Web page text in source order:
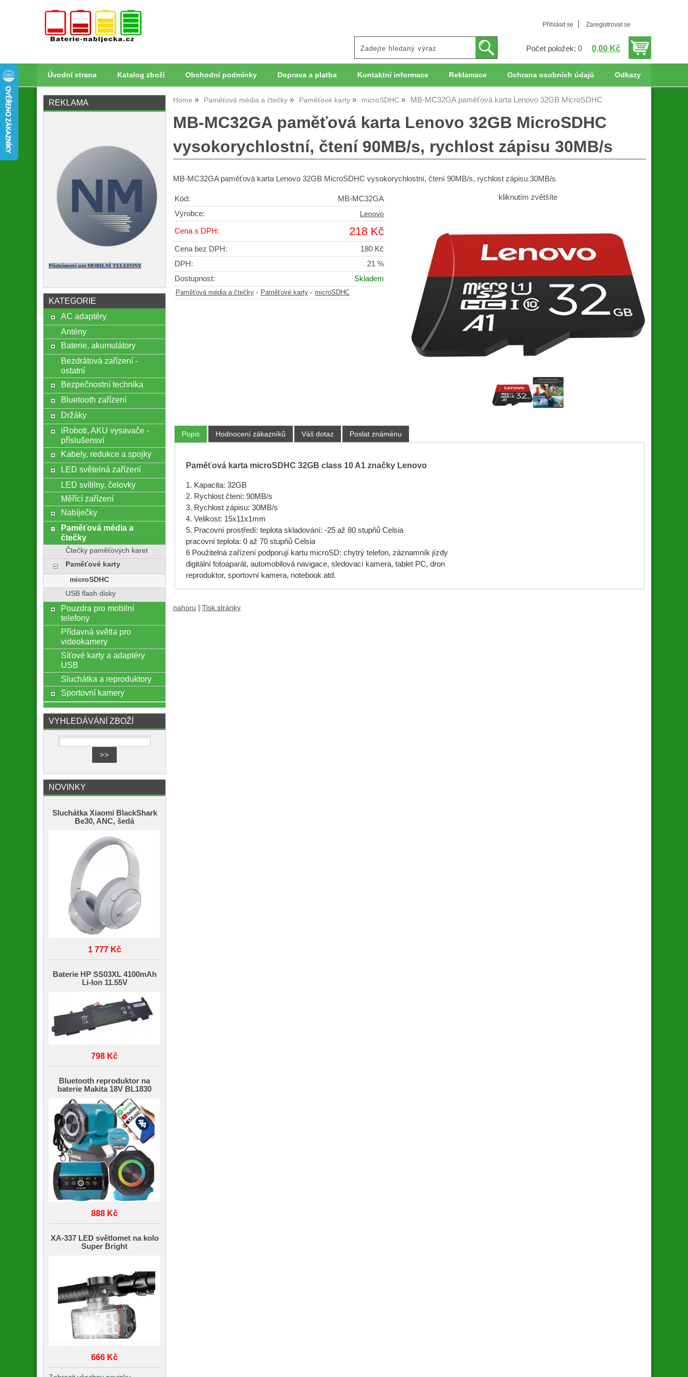
Přihlásit se Zaregistrovat se
Počet položek: 0 0,00 Kč
Úvodní strana Katalog zboží Obchodní podmínky Doprava a platba Kontaktní informace Reklamace Ochrana osobních údajů Odkazy
Home Paměťová média a čtečky Paměťové karty microSDHC MB-MC32GA paměťová karta Lenovo 32GB MicroSDHC
MB-MC32GA paměťová karta Lenovo 32GB MicroSDHC
vysokorychlostní, čtení 90MB/s, rychlost zápisu 30MB/s
MB-MC32GA paměťová karta Lenovo 32GB MicroSDHC vysokorychlostní, čtení 90MB/s, rychlost zápisu 30MB/s
kliknutím zvětšíte
Kód:
MB-MC32GA
Výrobce:
Lenovo
Cena s DPH: 218 Kč
Cena bez DPH:
180 Kč
DPH:
21 %
Dostupnost:
Skladem
Paměťová média a čtečky - Paměťové karty - microSDHC
Popis Hodnocení zákazníků Váš dotaz Poslat známénu
Paměťová karta microSDHC 32GB class 10 A1 značky Lenovo
1. Kapacita: 32GB
2. Rychlost čtení: 90MB/s
3. Rychlost zápisu: 30MB/s
4. Velikost: 15x11x1mm
5. Pracovní prostředí: teplota skladování: -25 až 80 stupňů Celsia
pracovní teplota: 0 až 70 stupňů Celsia
6 Použitelná zařízení podporují kartu microSD: chytrý telefon, záznamník jízdy
digitální fotoaparát, automobilová navigace, sledovací kamera, tablet PC, dron
reproduktor, sportovní kamera, notebook atd.
nahoru Tisk stránky
REKLAMA
Příslušenství pro MOBILNÍ TELEFONY
KATEGORIE
AC adaptéry
Antény
Baterie, akumulátory
Bezdrátová zařízení -
ostatní
Bezpečnostní technika
Bluetooth zařízení
Držáky
iRoboti, AKU vysavače -
příslušensví
Kabely, redukce a spojky
LED světelná zařízení
LED svítilny, čelovky
Měřící zařízení
Nabíječky
Paměťová média a
čtečky
Čtečky paměťových karet
Paměťové karty
microSDHC
USB flash disky
Pouzdra pro mobilní
telefony
Přídavná světla pro
videokamery
Síťové karty a adaptéry
USB
Sluchátka a reproduktory
Sportovní kamery
VYHLEDÁVÁNÍ ZBOŽÍ
NOVINKY
Sluchátka Xiaomi BlackShark
Be30, ANC, šedá
1 777 Kč
Baterie HP SS03XL 4100mAh
Li-Ion 11.55V
798 Kč
Bluetooth reproduktor na
baterie Makita 18V BL1830
888 Kč
XA-337 LED světlomet na kolo
Super Bright
666 Kč